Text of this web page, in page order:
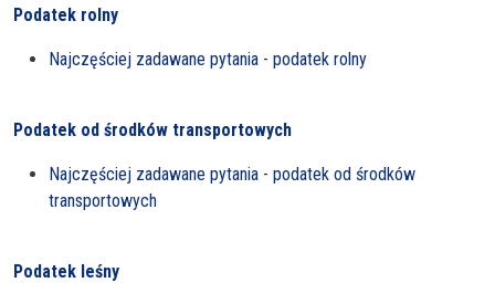
Podatek rolny
Najczęściej zadawane pytania - podatek rolny
Podatek od środków transportowych
Najczęściej zadawane pytania - podatek od środków
transportowych
Podatek leśny